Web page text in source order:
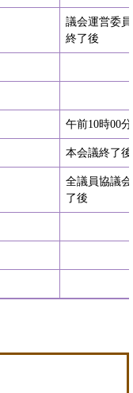
議会運営委
終了後
午前10時00
本会議終了後
全議員協議
了後